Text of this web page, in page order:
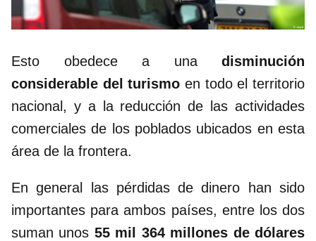
Esto obedece a una disminución
considerable del turismo en todo el territorio
nacional, y a la reducción de las actividades
comerciales de los poblados ubicados en esta
área de la frontera.
En general las pérdidas de dinero han sido
importantes para ambos países, entre los dos
suman unos 55 mil 364 millones de dólares